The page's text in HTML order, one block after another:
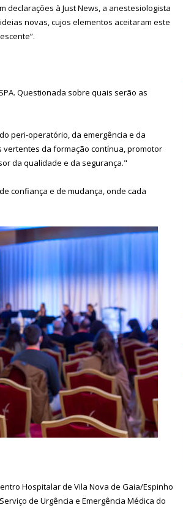
declarações à Just News, a anestesiologista
novas, cujos elementos aceitaram este
Questionada sobre quais serão as
peri-operatório, da emergência e da
da formação contínua, promotor
da qualidade e da segurança."
confiança e de mudança, onde cada
Hospitalar de Vila Nova de Gaia/Espinho
de Urgência e Emergência Médica do